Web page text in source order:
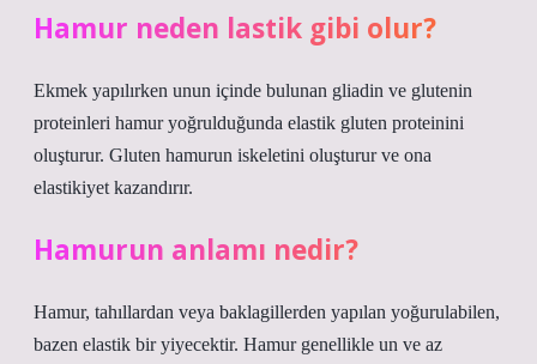
Hamur neden lastik gibi olur?
Ekmek yapılırken unun içinde bulunan gliadin ve glutenin
proteinleri hamur yoğrulduğunda elastik gluten proteinini
oluşturur. Gluten hamurun iskeletini oluşturur ve ona
elastikiyet kazandırır.
Hamurun anlamı nedir?
Hamur, tahıllardan veya baklagillerden yapılan yoğurulabilen,
bazen elastik bir yiyecektir. Hamur genellikle un ve az